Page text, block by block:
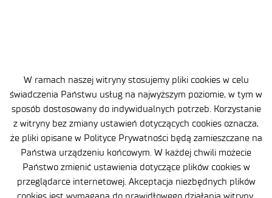
W ramach naszej witryny stosujemy pliki cookies w celu
świadczenia Państwu usług na najwyższym poziomie, w tym w
sposób dostosowany do indywidualnych potrzeb. Korzystanie
z witryny bez zmiany ustawień dotyczących cookies oznacza,
że pliki opisane w Polityce Prywatności będą zamieszczane na
Państwa urządzeniu końcowym. W każdej chwili możecie
Państwo zmienić ustawienia dotyczące plików cookies w
przeglądarce internetowej. Akceptacja niezbędnych plików
2025-12-23 3 MIN
Wesołych Świąt Bożego
Narodzenia